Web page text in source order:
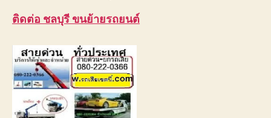
ติดต่อ ชลบุรี ขนย้ายรถยนต์